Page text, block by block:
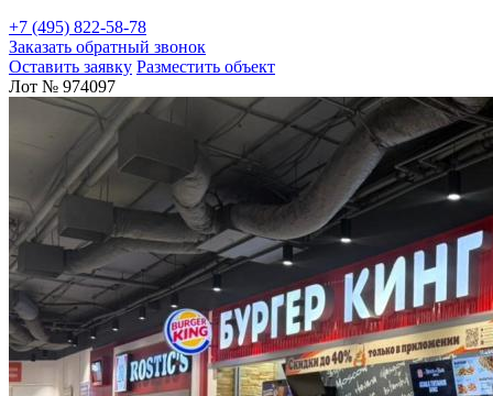
+7 (495) 822-58-78
Заказать обратный звонок
Оставить заявку Разместить объект
Лот № 974097